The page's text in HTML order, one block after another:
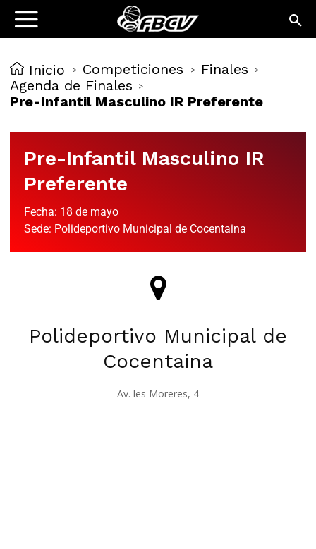
Inicio > Competiciones > Finales >
Agenda de Finales >
Pre-Infantil Masculino IR Preferente
Pre-Infantil Masculino IR
Preferente
Fecha: 18 de mayo
Sede: Polideportivo Municipal de Cocentaina
Polideportivo Municipal de
Cocentaina
Av. les Moreres, 4